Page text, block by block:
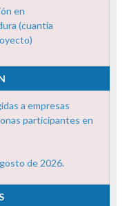
en
(cuantía
a empresas
participantes en
de 2026.